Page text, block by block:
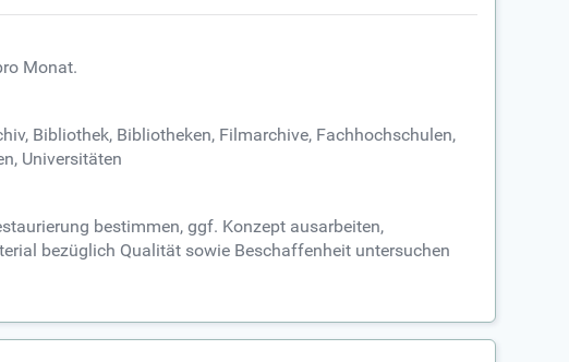
Monat.
Bibliothek, Bibliotheken, Filmarchive, Fachhochschulen,
Universitäten
bestimmen, ggf. Konzept ausarbeiten,
bezüglich Qualität sowie Beschaffenheit untersuchen